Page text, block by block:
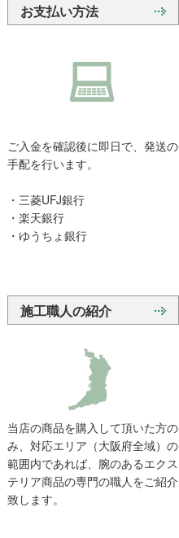
お支払い方法
ご入金を確認後に即日で、発送の
手配を行います。
・三菱UFJ銀行
・楽天銀行
・ゆうちょ銀行
施工職人の紹介
当店の商品を購入して頂いた方の
み、対応エリア（大阪府全域）の
範囲内であれば、腕のあるエクス
テリア商品の専門の職人をご紹介
致します。